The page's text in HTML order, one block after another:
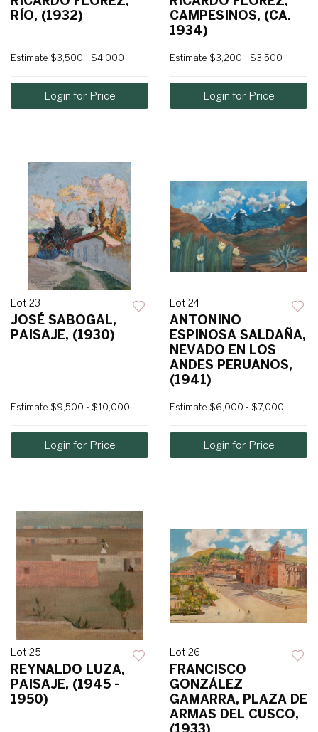
RÍO, (1932)
Estimate $3,500 - $4,000
Login for Price
CAMPESINOS, (CA.
1934)
Estimate $3,200 - $3,500
Login for Price
Lot 23
JOSÉ SABOGAL,
PAISAJE, (1930)
Estimate $9,500 - $10,000
Login for Price
Lot 24
ANTONINO
ESPINOSA SALDAÑA,
NEVADO EN LOS
ANDES PERUANOS,
(1941)
Estimate $6,000 - $7,000
Login for Price
Lot 25
REYNALDO LUZA,
PAISAJE, (1945 -
1950)
Lot 26
FRANCISCO
GONZÁLEZ
GAMARRA, PLAZA DE
ARMAS DEL CUSCO,